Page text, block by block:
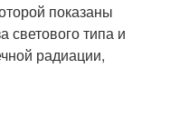
показаны
светового типа и
радиации,